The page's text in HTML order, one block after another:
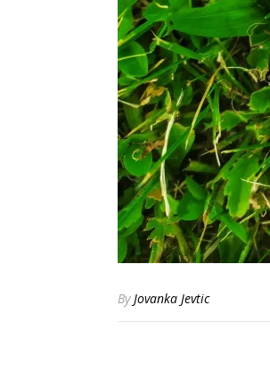
ByJovanka Jevtic